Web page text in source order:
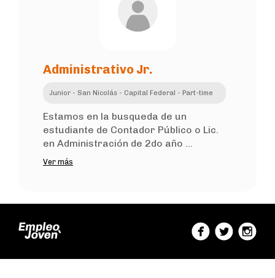
Administrativo Jr.
Junior - San Nicolás - Capital Federal - Part-time
Estamos en la busqueda de un
estudiante de Contador Público o Lic.
en Administración de 2do año ...
Ver más